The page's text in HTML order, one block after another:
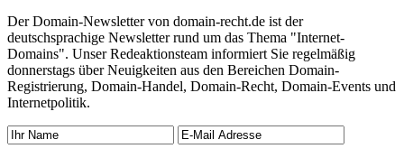
Der Domain-Newsletter von domain-recht.de ist der
deutschsprachige Newsletter rund um das Thema "Internet-
Domains". Unser Redeaktionsteam informiert Sie regelmäßig
donnerstags über Neuigkeiten aus den Bereichen Domain-
Registrierung, Domain-Handel, Domain-Recht, Domain-Events und
Internetpolitik.